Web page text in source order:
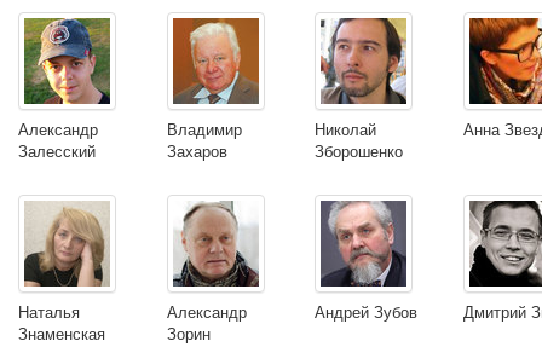
Александр
Залесский
Владимир
Захаров
Николай
Зборошенко
Анна
Наталья
Знаменская
Александр
Зорин
Андрей Зубов Дмитрий